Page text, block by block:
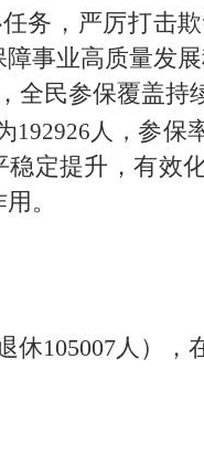
务，严厉打击
事业高质量发展
民参保覆盖持
192926人，参保
定提升，有效
。
105007人），